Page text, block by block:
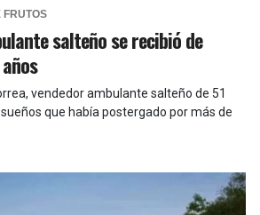
FRUTOS
salteño se recibió de
vendedor ambulante salteño de 51
que había postergado por más de